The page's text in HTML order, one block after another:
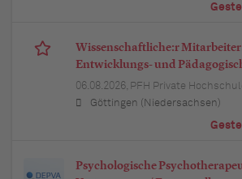
Wissenschaftliche:r
Entwicklungs- und
06.08.2026, PFH Private
Göttingen (Niedersachsen)
Psychologische